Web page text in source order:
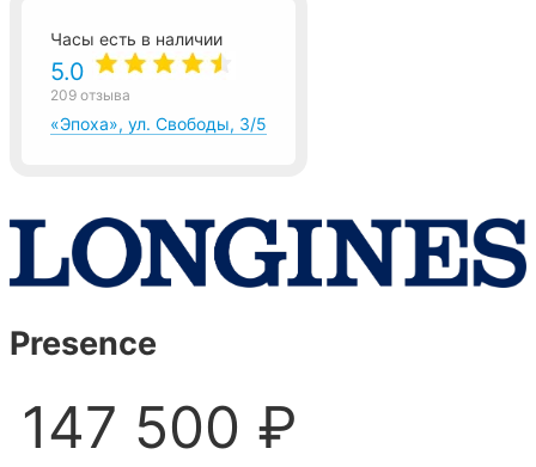
Часы есть в наличии
5.0
209 отзыва
«Эпоха», ул. Свободы, 3/5
Presence
147 500 ₽